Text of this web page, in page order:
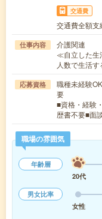
交通費
交通費全額支
仕事内容
介護関連
≪自立した生
人数で生活
応募資格
職種未経験
要
■資格・経験
歴書不要■面
職場の雰囲気
年齢層
20代
男女比率
女性